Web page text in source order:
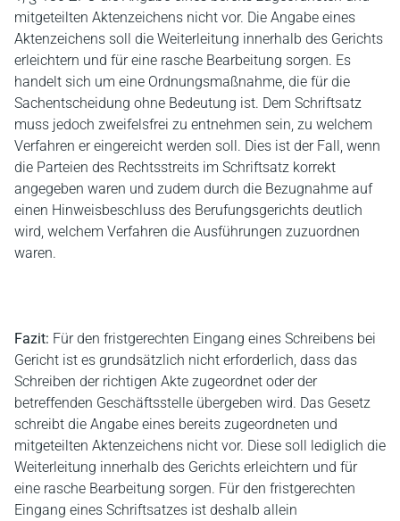
mitgeteilten Aktenzeichens nicht vor. Die Angabe eines
Aktenzeichens soll die Weiterleitung innerhalb des Gerichts
erleichtern und für eine rasche Bearbeitung sorgen. Es
handelt sich um eine Ordnungsmaßnahme, die für die
Sachentscheidung ohne Bedeutung ist. Dem Schriftsatz
muss jedoch zweifelsfrei zu entnehmen sein, zu welchem
Verfahren er eingereicht werden soll. Dies ist der Fall, wenn
die Parteien des Rechtsstreits im Schriftsatz korrekt
angegeben waren und zudem durch die Bezugnahme auf
einen Hinweisbeschluss des Berufungsgerichts deutlich
wird, welchem Verfahren die Ausführungen zuzuordnen
waren.
Fazit: Für den fristgerechten Eingang eines Schreibens bei
Gericht ist es grundsätzlich nicht erforderlich, dass das
Schreiben der richtigen Akte zugeordnet oder der
betreffenden Geschäftsstelle übergeben wird. Das Gesetz
schreibt die Angabe eines bereits zugeordneten und
mitgeteilten Aktenzeichens nicht vor. Diese soll lediglich die
Weiterleitung innerhalb des Gerichts erleichtern und für
eine rasche Bearbeitung sorgen. Für den fristgerechten
Eingang eines Schriftsatzes ist deshalb allein